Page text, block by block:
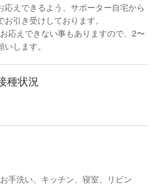
えできるよう、サポーター自宅から
引き受けしております。
応えできない事もありますので、2〜
します。
種状況
手洗い、キッチン、寝室、リビン